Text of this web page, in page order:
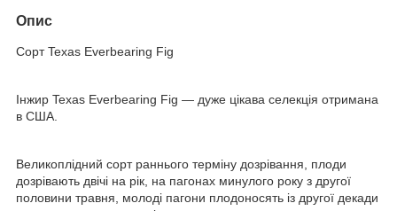
Опис
Сорт Texas Everbearing Fig
Інжир Texas Everbearing Fig — дуже цікава селекція отримана
в США.
Великоплідний сорт раннього терміну дозрівання, плоди
дозрівають двічі на рік, на пагонах минулого року з другої
половини травня, молоді пагони плодоносять із другої декади